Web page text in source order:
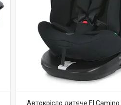
Автокрісло дитяче El Camino